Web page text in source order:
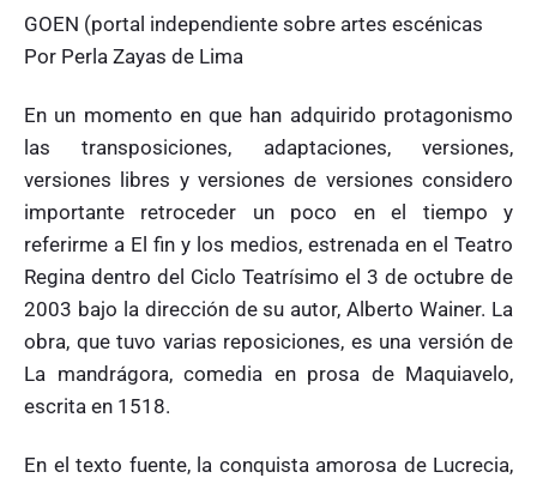
GOEN (portal independiente sobre artes escénicas
Por Perla Zayas de Lima
En un momento en que han adquirido protagonismo
las transposiciones, adaptaciones, versiones,
versiones libres y versiones de versiones considero
importante retroceder un poco en el tiempo y
referirme a El fin y los medios, estrenada en el Teatro
Regina dentro del Ciclo Teatrísimo el 3 de octubre de
2003 bajo la dirección de su autor, Alberto Wainer. La
obra, que tuvo varias reposiciones, es una versión de
La mandrágora, comedia en prosa de Maquiavelo,
escrita en 1518.
En el texto fuente, la conquista amorosa de Lucrecia,